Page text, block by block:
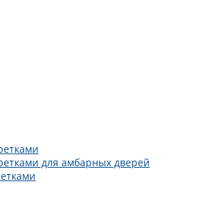
для амбарных дверей